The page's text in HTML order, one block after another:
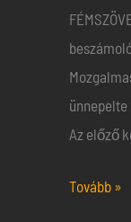
ünnepelte
Az előző
Tovább »